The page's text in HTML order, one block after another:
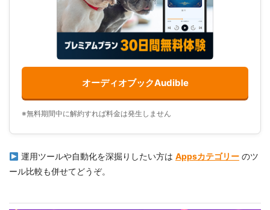
オーディオブックAudible
※無料期間中に解約すれば料金は発生しません
運用ツールや自動化を深掘りしたい方は Appsカテゴリーのツ
ール比較も併せてどうぞ。